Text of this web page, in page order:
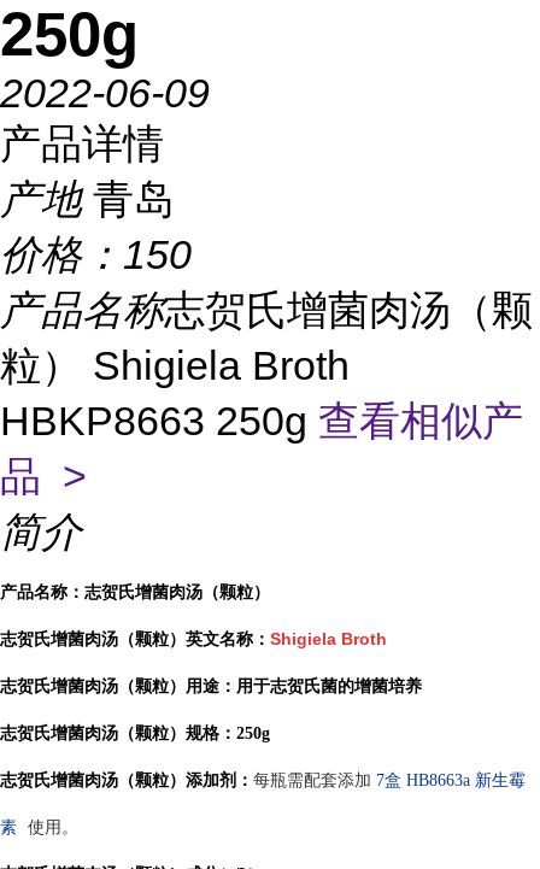
250g
2022-06-09
产品详情
产地 青岛
价格： 150
产品名称志贺氏增菌肉汤（颗
粒） Shigiela Broth
HBKP8663 250g 查看相似产
品 >
简介
产品名称： 志贺氏增菌肉汤（颗粒）
志贺氏增菌肉汤（颗粒）英文名称： Shigiela Broth
志贺氏增菌肉汤（颗粒）用途： 用于志贺氏菌的增菌培养
志贺氏增菌肉汤（颗粒） 规格：250g
志贺氏增菌肉汤（颗粒） 添加剂： 每瓶需配套添加 7盒 HB8663a 新生霉
素 使用。